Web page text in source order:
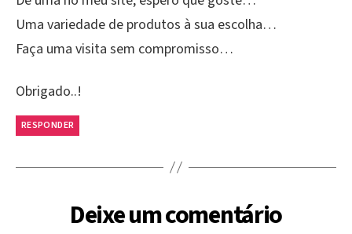
Uma variedade de produtos à sua escolha…
Faça uma visita sem compromisso…
Obrigado..!
RESPONDER
Deixe um comentário